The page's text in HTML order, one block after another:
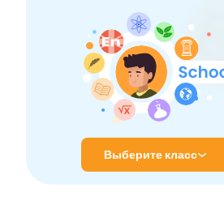
Выберите класс